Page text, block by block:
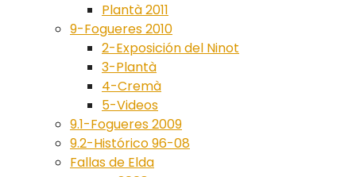
Plantà 2011
9-Fogueres 2010
2-Exposición del Ninot
3-Plantà
4-Cremà
5-Videos
9.1-Fogueres 2009
9.2-Histórico 96-08
Fallas de Elda